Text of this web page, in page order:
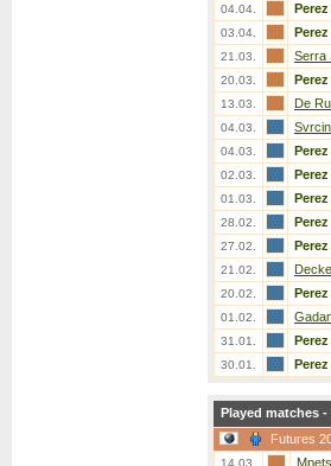
04.04.
03.04.
21.03. Serra
20.03.
13.03. De
04.03.
04.03.
02.03.
01.03.
28.02.
27.02.
21.02.
20.02.
01.02.
31.01.
30.01.
Played matches -
Futures
14.03.